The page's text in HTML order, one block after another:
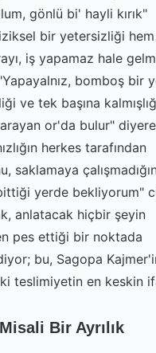
gönlü bi' hayli kırık"
bir yetersizliği
iş yapamaz hale
bomboş bir
ve tek başına
or'da bulur"
herkes tarafından
saklamaya
yerde bekliyorum"
anlatacak hiçbir şeyin
pes ettiği bir noktada
bu, Sagopa
teslimiyetin en keskin
Bir Ayrılık